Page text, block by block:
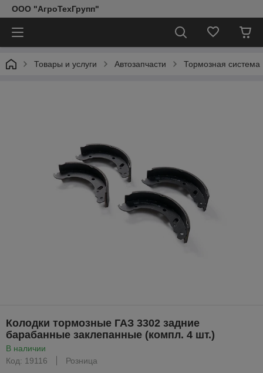
ООО "АгроТехГрупп"
Товары и услуги Автозапчасти Тормозная система
Колодки тормозные ГАЗ 3302 задние
барабанные заклепанные (компл. 4 шт.)
В наличии
Код: 19116
Розница